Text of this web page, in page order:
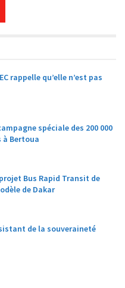
rappelle qu’elle n’est pas
spéciale des 200 000
Bertoua
Bus Rapid Transit de
de Dakar
de la souveraineté